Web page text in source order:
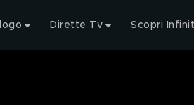
Dirette Tv Scopri